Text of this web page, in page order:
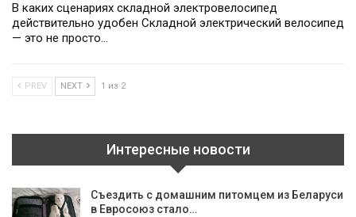
В каких сценариях складной электровелосипед
действительно удобен Складной электрический велосипед
— это не просто…
PREV NEXT 1 из 2
Интересные новости
Съездить с домашним питомцем из Беларуси
в Евросоюз стало…